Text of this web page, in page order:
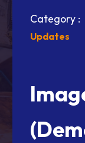
Category :
Updates